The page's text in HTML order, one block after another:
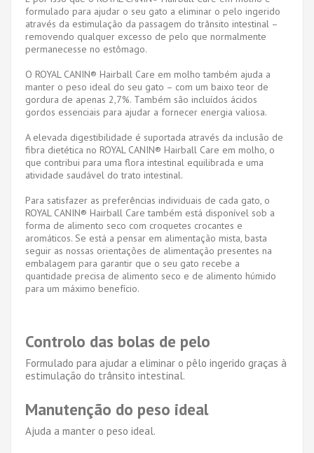
formulado para ajudar o seu gato a eliminar o pelo ingerido
através da estimulação da passagem do trânsito intestinal –
removendo qualquer excesso de pelo que normalmente
permanecesse no estômago.
O ROYAL CANIN® Hairball Care em molho também ajuda a
manter o peso ideal do seu gato – com um baixo teor de
gordura de apenas 2,7%. Também são incluídos ácidos
gordos essenciais para ajudar a fornecer energia valiosa.
A elevada digestibilidade é suportada através da inclusão de
fibra dietética no ROYAL CANIN® Hairball Care em molho, o
que contribui para uma flora intestinal equilibrada e uma
atividade saudável do trato intestinal.
Para satisfazer as preferências individuais de cada gato, o
ROYAL CANIN® Hairball Care também está disponível sob a
forma de alimento seco com croquetes crocantes e
aromáticos. Se está a pensar em alimentação mista, basta
seguir as nossas orientações de alimentação presentes na
embalagem para garantir que o seu gato recebe a
quantidade precisa de alimento seco e de alimento húmido
para um máximo benefício.
Controlo das bolas de pelo
Formulado para ajudar a eliminar o pêlo ingerido graças à
estimulação do trânsito intestinal.
Manutenção do peso ideal
Ajuda a manter o peso ideal.